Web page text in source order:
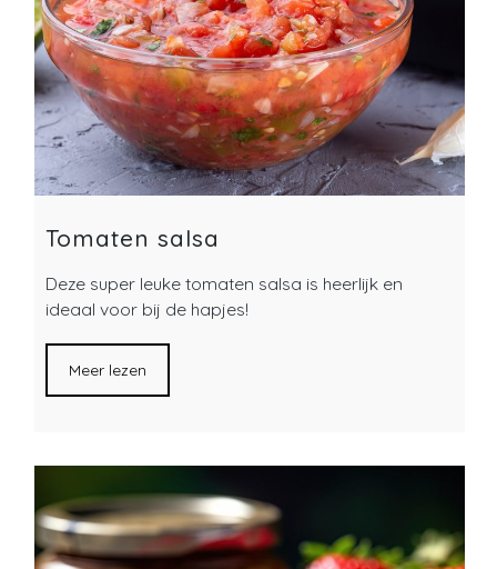
Tomaten salsa
Deze super leuke tomaten salsa is heerlijk en
ideaal voor bij de hapjes!
Meer lezen